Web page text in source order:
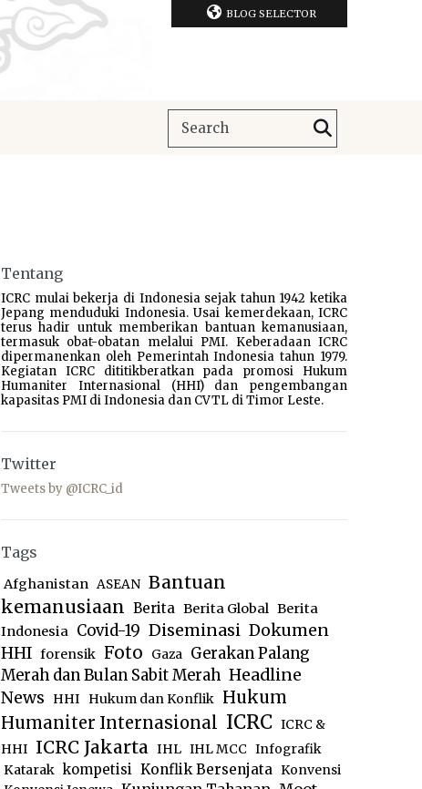
BLOG SELECTOR
Tentang
ICRC mulai bekerja di Indonesia sejak tahun 1942 ketika
Jepang menduduki Indonesia. Usai kemerdekaan, ICRC
terus hadir untuk memberikan bantuan kemanusiaan,
termasuk obat-obatan melalui PMI. Keberadaan ICRC
dipermanenkan oleh Pemerintah Indonesia tahun 1979.
Kegiatan ICRC dititikberatkan pada promosi Hukum
Humaniter Internasional (HHI) dan pengembangan
kapasitas PMI di Indonesia dan CVTL di Timor Leste.
Twitter
Tweets by @ICRC_id
Tags
Afghanistan ASEAN Bantuan
kemanusiaan Berita Berita Global Berita
Indonesia Covid-19 Diseminasi Dokumen
HHI forensik Foto Gaza Gerakan Palang
Merah dan Bulan Sabit Merah Headline
News
HHI Hukum dan Konflik Hukum
Humaniter Internasional ICRC ICRC &
HHI ICRC Jakarta IHL IHL MCC Infografik
Katarak kompetisi Konflik Bersenjata Konvensi